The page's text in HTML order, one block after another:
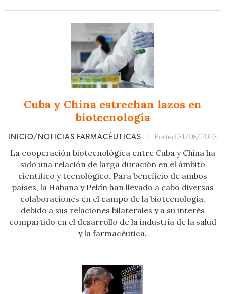
Cuba y China estrechan lazos en
biotecnología
INICIO/NOTICIAS FARMACÉUTICAS Posted 31/08/2023
La cooperación biotecnológica entre Cuba y China ha
sido una relación de larga duración en el ámbito
científico y tecnológico. Para beneficio de ambos
países, la Habana y Pekín han llevado a cabo diversas
colaboraciones en el campo de la biotecnología,
debido a sus relaciones bilaterales y a su interés
compartido en el desarrollo de la industria de la salud
y la farmacéutica.